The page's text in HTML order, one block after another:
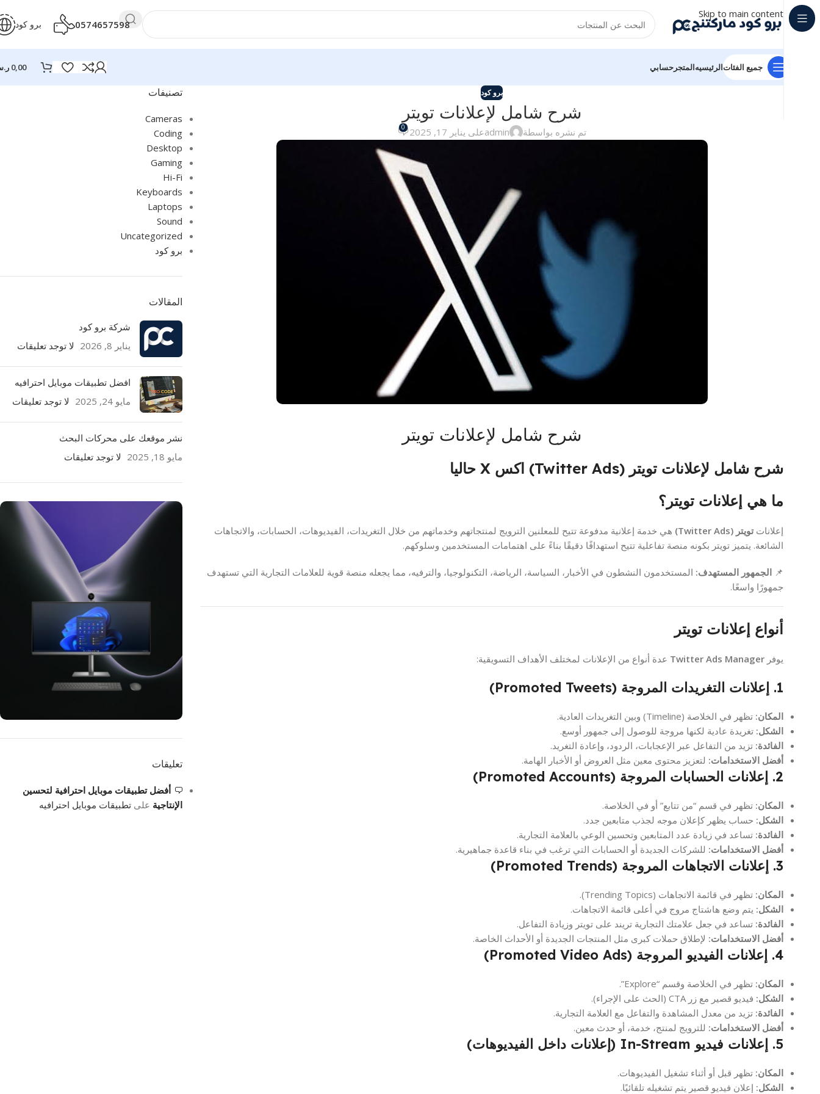
Skip to main content
0574657598
برو كود
جميع الفئاتالرئيسيهالمتجر حسابي 0,00
برو كود
شرح شامل لإعلانات تويتر
تم نشره بواسطة adminعلى يناير 17, 2025 0
شرح شامل لإعلانات تويتر
شرح شامل لإعلانات تويتر (Twitter Ads) اكس X حاليا
ما هي إعلانات تويتر؟
إعلاناتتويتر (Twitter Ads)
هي خدمة إعلانية مدفوعة تتيح للمعلنين الترويج لمنتجاتهم وخدماتهم من خلال التغريدات، الفيديوهات، الحسابات، والاتجاهات
الشائعة. يتميز تويتر بكونه منصة تفاعلية تتيح استهدافًا دقيقًا بناءً على اهتمامات المستخدمين وسلوكهم.
📌 الجمهور المستهدف: المستخدمون النشطون في الأخبار، السياسة، الرياضة، التكنولوجيا، والترفيه، مما يجعله منصة قوية للعلامات التجارية التي تستهدف
جمهورًا واسعًا.
أنواع إعلانات تويتر
يوفر Twitter Ads Manager عدة أنواع من الإعلانات لمختلف الأهداف التسويقية:
1. إعلانات التغريدات المروجة (Promoted Tweets)
المكان: تظهر في الخلاصة (Timeline) وبين التغريدات العادية.
الشكل: تغريدة عادية لكنها مروجة للوصول إلى جمهور أوسع.
الفائدة: تزيد من التفاعل عبر الإعجابات، الردود، وإعادة التغريد.
أفضل الاستخدامات: لتعزيز محتوى معين مثل العروض أو الأخبار الهامة.
2. إعلانات الحسابات المروجة (Promoted Accounts)
المكان: تظهر في قسم “من تتابع” أو في الخلاصة.
الشكل: حساب يظهر كإعلان موجه لجذب متابعين جدد.
الفائدة: تساعد في زيادة عدد المتابعين وتحسين الوعي بالعلامة التجارية.
أفضل الاستخدامات: للشركات الجديدة أو الحسابات التي ترغب في بناء قاعدة جماهيرية.
3. إعلانات الاتجاهات المروجة (Promoted Trends)
المكان: تظهر في قائمة الاتجاهات (Trending Topics).
الشكل: يتم وضع هاشتاج مروج في أعلى قائمة الاتجاهات.
الفائدة: تساعد في جعل علامتك التجارية تريند على تويتر وزيادة التفاعل.
أفضل الاستخدامات: لإطلاق حملات كبرى مثل المنتجات الجديدة أو الأحداث الخاصة.
4. إعلانات الفيديو المروجة (Promoted Video Ads)
المكان: تظهر في الخلاصة وقسم “Explore”.
الشكل: فيديو قصير مع زر CTA (الحث على الإجراء).
الفائدة: تزيد من معدل المشاهدة والتفاعل مع العلامة التجارية.
أفضل الاستخدامات: للترويج لمنتج، خدمة، أو حدث معين.
5. إعلانات فيديو In-Stream (إعلانات داخل الفيديوهات)
المكان: تظهر قبل أو أثناء تشغيل الفيديوهات.
الشكل: إعلان فيديو قصير يتم تشغيله تلقائيًا.
تصنيفات
Cameras
Coding
Desktop
Gaming
Hi-Fi
Keyboards
Laptops
Sound
Uncategorized
برو كود
المقالات
شركة برو كود
يناير 8, 2026 لا توجد تعليقات
افضل تطبيقات موبايل احترافيه
مايو 24, 2025 لا توجد تعليقات
نشر موقعك على محركات البحث
مايو 18, 2025 لا توجد تعليقات
HP Envy 34
To Shop
تعليقات
أفضل تطبيقات موبايل احترافية لتحسين
الإنتاجية علىتطبيقات موبايل احترافيه